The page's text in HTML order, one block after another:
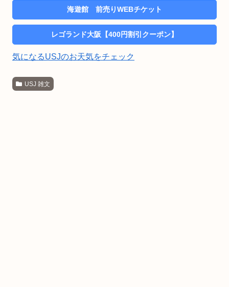
海遊館 前売りWEBチケット
レゴランド大阪【400円割引クーポン】
気になるUSJのお天気をチェック
USJ 雑文